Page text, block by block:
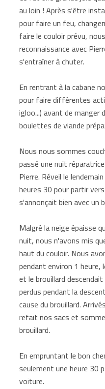
au loin ! Après s'être
pour faire un feu,
faire le couloir prévu,
reconnaissance avec
s'entraîner à chuter.
En rentrant à la cabane
pour faire différentes
igloo...) avant de manger
boulettes de viande
Nous nous sommes
passé une nuit
Pierre. Réveil le
heures 30 pour partir
s'annonçait bien avec un
Malgré la neige épaisse
nuit, nous n'avons mis
haut du couloir. Nous
pendant environ 1
et le brouillard
perdus pendant la
cause du brouillard.
refait nos sacs et
brouillard.
En empruntant le bon
seulement une heure 30
voiture.